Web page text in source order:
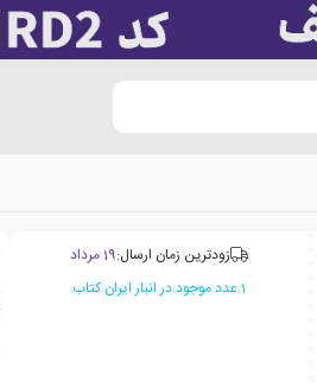
زودترین زمان ارسال:19 مرداد
1 عدد موجود در انبار ایران کتاب